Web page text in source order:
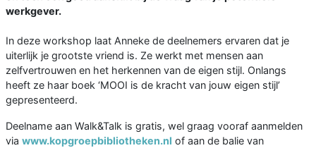
werkgever.
In deze workshop laat Anneke de deelnemers ervaren dat je
uiterlijk je grootste vriend is. Ze werkt met mensen aan
zelfvertrouwen en het herkennen van de eigen stijl. Onlangs
heeft ze haar boek ‘MOOI is de kracht van jouw eigen stijl’
gepresenteerd.
Deelname aan Walk&Talk is gratis, wel graag vooraf aanmelden
via www.kopgroepbibliotheken.nl of aan de balie van